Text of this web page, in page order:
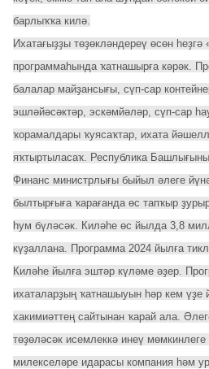
барлыҡҡа килә.
Ихатағыҙҙы төҙөкләндереү өсөн
программаһында ҡатнашырға кәрәк.
балалар майҙансығы, сүп-сар
эшләйәсәктәр, эскәмйәләр, сүп-сар
ҡорамалдары ҡуясаҡтар, ихата
яҡтыртыласаҡ. Республика
Финанс министрлығы быйыл әлеге
былтырғыға ҡарағанда өс тапҡыр
һум бүләсәк. Киләһе өс йылда 3,8
күҙаллана. Программа 2024 йылға
Киләһе йылға эштәр күләме әҙер.
ихаталарҙың ҡатнашыуын һәр кем үҙе
хакимиәттең сайтынан ҡарай ала.
төҙөләсәк исемлеккә инеү
милекселәре идарасы компания һәм